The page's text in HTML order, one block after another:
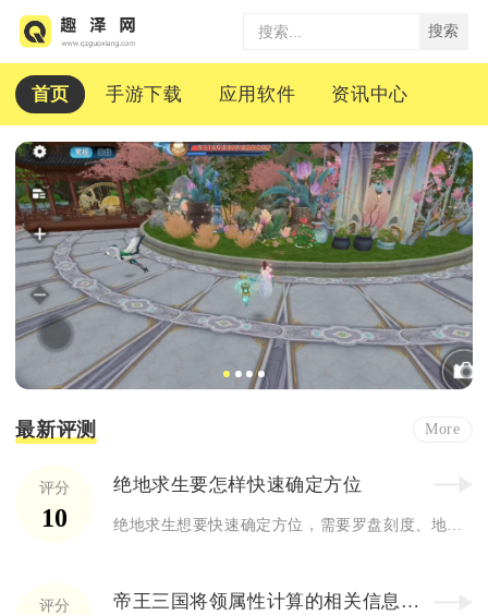
搜索
首页 手游下载 应用软件 资讯中心
最新评测 More
评分
10
绝地求生要怎样快速确定方位
绝地求生想要快速确定方位，需要罗盘刻度、地图网格、听觉音效、...
评分 帝王三国将领属性计算的相关信息有哪些